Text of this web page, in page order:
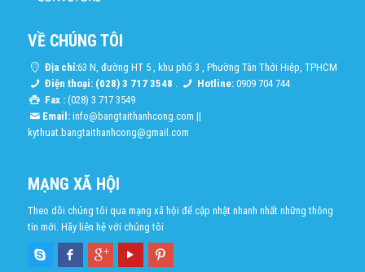
VỀ CHÚNG TÔI
Địa chỉ:63 N, đường HT 5 , khu phố 3 , Phường Tân Thới Hiệp, TPHCM
Điện thoại: (028) 3 717 3548 . Hotline: 0909 704 744
Fax :(028) 3 717 3549
Email: info@bangtaithanhcong.com ||
kythuat.bangtaithanhcong@gmail.com
MẠNG XÃ HỘI
Theo dõi chúng tôi qua mạng xã hội để cập nhật nhanh nhất những thông
tin mới. Hãy liên hệ với chúng tôi